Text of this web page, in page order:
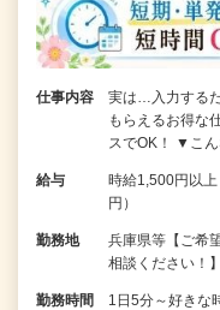
仕事内容
実は…入力する
もらえるお得な
スでOK！ ▼こ
給与
時給1,500円以
円）
勤務地
兵庫県等【ご希
相談ください！】
勤務時間
1日5分～好きな